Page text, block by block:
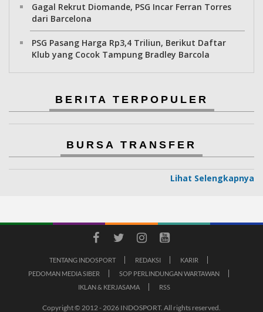
Gagal Rekrut Diomande, PSG Incar Ferran Torres
dari Barcelona
PSG Pasang Harga Rp3,4 Triliun, Berikut Daftar
Klub yang Cocok Tampung Bradley Barcola
BERITA TERPOPULER
BURSA TRANSFER
Lihat Selengkapnya
TENTANG INDOSPORT REDAKSI
KARIR
PEDOMAN MEDIA SIBER
SOP PERLINDUNGAN WARTAWAN
IKLAN & KERJASAMA
RSS
Copyright © 2012 - 2026 INDOSPORT. All rights reserved.